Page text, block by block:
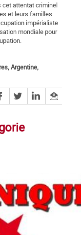
cet attentat criminel
et leurs familles.
impérialiste
mondiale pour
Argentine,